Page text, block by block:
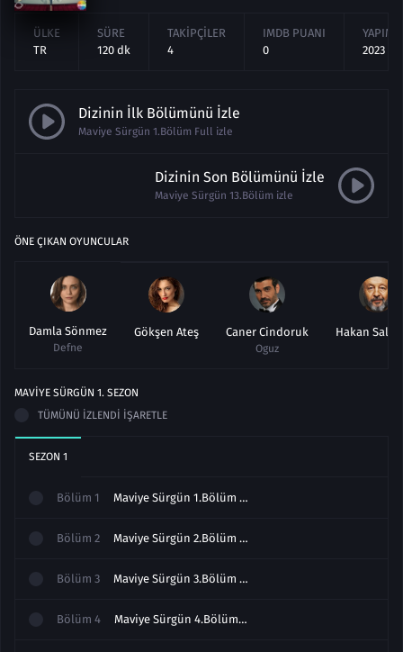
ÜLKE
TR
SÜRE
120 dk
TAKIPÇILER
4
IMDB PUANI
0
YAPIM
2023
Dizinin İlk Bölümünü İzle
Maviye Sürgün 1.Bölüm Full izle
Dizinin Son Bölümünü İzle
Maviye Sürgün 13.Bölüm izle
ÖNE ÇIKAN OYUNCULAR
Damla Sönmez
Defne
Gökşen Ateş Caner Cindoruk
Oguz
Hakan
MAVIYE SÜRGÜN 1. SEZON
TÜMÜNÜ İZLENDI İŞARETLE
SEZON 1
Bölüm 1 Maviye Sürgün 1.Bölüm Full izle
Bölüm 2 Maviye Sürgün 2.Bölüm izle
Bölüm 3 Maviye Sürgün 3.Bölüm izle
Bölüm 4 Maviye Sürgün 4.Bölüm izle